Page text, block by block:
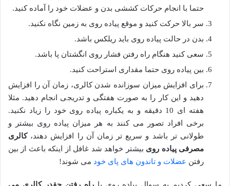
حتما با انجام حرکات کششی بدن و عضلات خود را آماده کنید.
سر بالا حرکت کنید و موقع پیاده روی به زمین نگاه نکنید.
بدن در حالت پیاده روی باید ریلکس باشد.
سعی کنید هنگام راه رفتن فشار روی انگشتان پا باشد.
بین پیاده روی حتما مقداری استراحت کنید.
برای افزایش میزان سوزانده شدن کالری، زمان آن را افزایش
دهید و این کار را به صورت هفتگی و تدریجی انجام دهید. مثلا
هفته ای 10 دقیقه و به یکباره پیاده روی خود را زیاد نکنید.
برخی افراد تصور می کنند به هر میزان پیاده روی بیشتر و
طولانی تر باشد و سریع تر زمان آن را افزایش دهند،کالری
مصرفی پیاده روی بیشتر خواهد شد غافل از اینکه باعث از بین
رفتن عضلات و تاندون های پای خود می شوند!
ما سعی کردیم به سوال پیاده روی یاراه رفتن چقدر کالری می